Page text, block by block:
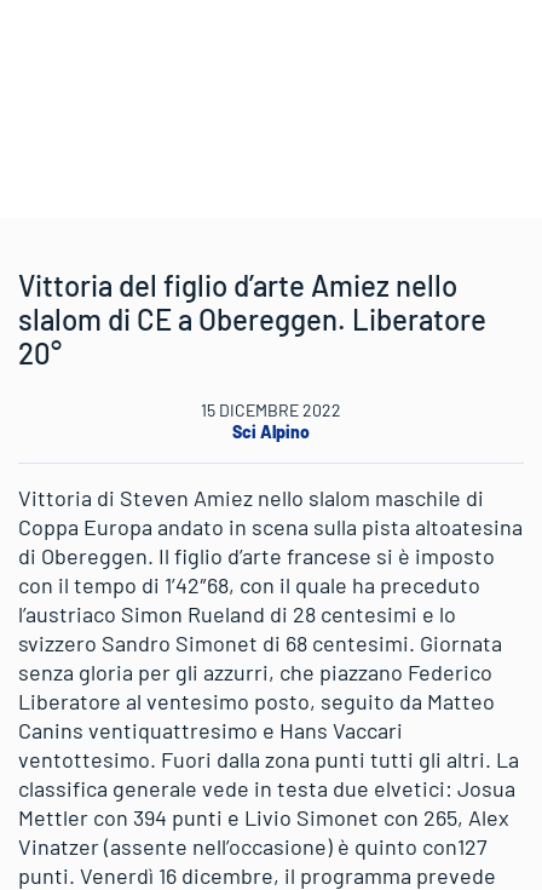
Vittoria del figlio d’arte Amiez nello
slalom di CE a Obereggen. Liberatore
20°
15 DICEMBRE 2022
Sci Alpino
Vittoria di Steven Amiez nello slalom maschile di
Coppa Europa andato in scena sulla pista altoatesina
di Obereggen. Il figlio d’arte francese si è imposto
con il tempo di 1’42″68, con il quale ha preceduto
l’austriaco Simon Rueland di 28 centesimi e lo
svizzero Sandro Simonet di 68 centesimi. Giornata
senza gloria per gli azzurri, che piazzano Federico
Liberatore al ventesimo posto, seguito da Matteo
Canins ventiquattresimo e Hans Vaccari
ventottesimo. Fuori dalla zona punti tutti gli altri. La
classifica generale vede in testa due elvetici: Josua
Mettler con 394 punti e Livio Simonet con 265, Alex
Vinatzer (assente nell’occasione) è quinto con127
punti. Venerdì 16 dicembre, il programma prevede